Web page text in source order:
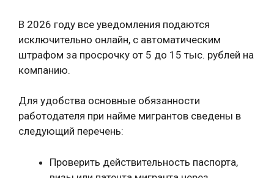
В 2026 году все уведомления подаются
исключительно онлайн, с автоматическим
штрафом за просрочку от 5 до 15 тыс. рублей на
компанию.
Для удобства основные обязанности
работодателя при найме мигрантов сведены в
следующий перечень:
Проверить действительность паспорта,